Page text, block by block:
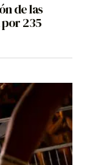
de las
235